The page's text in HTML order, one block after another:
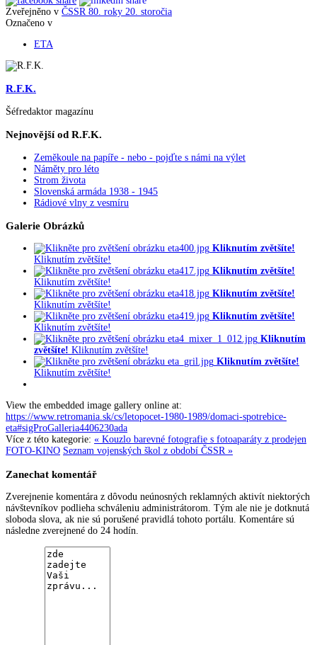
Zveřejněno v ČSSR 80. roky 20. storočia
Označeno v
ETA
R.F.K.
Šéfredaktor magazínu
Nejnovější od R.F.K.
Zeměkoule na papíře - nebo - pojďte s námi na výlet
Náměty pro léto
Strom života
Slovenská armáda 1938 - 1945
Rádiové vlny z vesmíru
Galerie Obrázků
Kliknutím zvětšíte!
Kliknutím zvětšíte!
Kliknutím zvětšíte!
Kliknutím zvětšíte!
Kliknutím zvětšíte!
Kliknutím zvětšíte!
Kliknutím zvětšíte!
Kliknutím zvětšíte!
Kliknutím
zvětšíte! Kliknutím zvětšíte!
Kliknutím zvětšíte!
Kliknutím zvětšíte!
View the embedded image gallery online at:
https://www.retromania.sk/cs/letopocet-1980-1989/domaci-spotrebice-
eta#sigProGalleria4406230ada
Více z této kategorie: « Kouzlo barevné fotografie s fotoaparáty z prodejen
FOTO-KINO Seznam vojenských škol z období ČSSR »
Zanechat komentář
Zverejnenie komentára z dôvodu neúnosných reklamných aktivít niektorých
návštevníkov podlieha schváleniu administrátorom. Tým ale nie je dotknutá
sloboda slova, ak nie sú porušené pravidlá tohoto portálu. Komentáre sú
následne zverejnené do 24 hodín.